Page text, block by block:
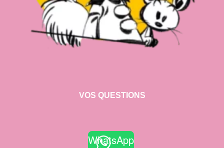
VOS QUESTIONS
WhatsApp